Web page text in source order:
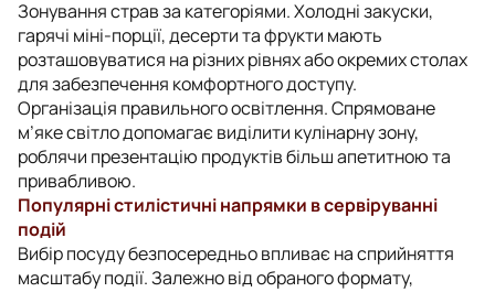
Зонування страв за категоріями. Холодні закуски,
гарячі міні-порції, десерти та фрукти мають
розташовуватися на різних рівнях або окремих столах
для забезпечення комфортного доступу.
Організація правильного освітлення. Спрямоване
м’яке світло допомагає виділити кулінарну зону,
роблячи презентацію продуктів більш апетитною та
привабливою.
Популярні стилістичні напрямки в сервіруванні
подій
Вибір посуду безпосередньо впливає на сприйняття
масштабу події. Залежно від обраного формату,